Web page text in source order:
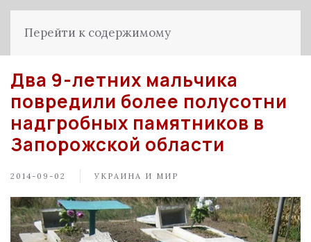
Перейти к содержимому
Два 9-летних мальчика
повредили более полусотни
надгробных памятников в
Запорожской области
2014-09-02 УКРАИНА И МИР